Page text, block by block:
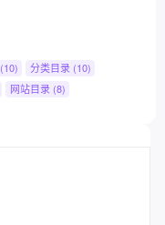
(10) 分类目录 (10)
网站目录 (8)